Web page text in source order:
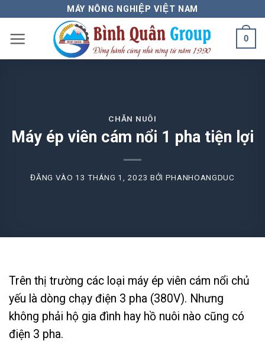
nội
dung
MÁY NÔNG NGHIỆP VIỆT NAM
0
CHĂN NUÔI
Máy ép viên cám nổi 1 pha tiện lợi
ĐĂNG VÀO 13 THÁNG 1, 2023 BỞI PHANHOANGDUC
Trên thị trường các loại máy ép viên cám nổi chủ
yếu là dòng chạy điện 3 pha (380V). Nhưng
không phải hộ gia đình hay hồ nuôi nào cũng có
điện 3 pha.